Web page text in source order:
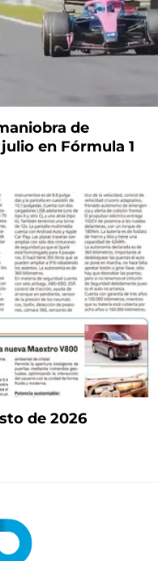
de
en Fórmula 1
de 2026